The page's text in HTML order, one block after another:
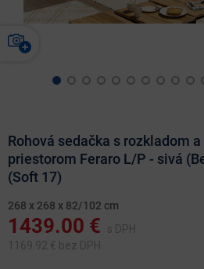
Rohová sedačka s rozkladom
priestorom Feraro L/P - sivá
(Soft 17)
268 x 268 x 82/102 cm
1439.00 €
s DPH
1169.92 € bez DPH